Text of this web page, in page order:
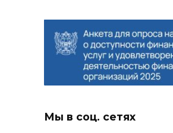
Мы в соц. сетях